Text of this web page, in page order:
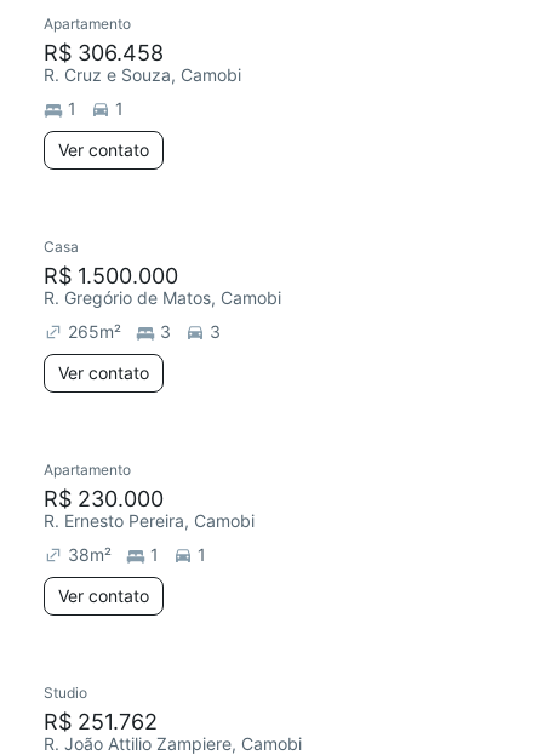
Apartamento
R$ 306.458
R. Cruz e Souza, Camobi
1
1
Ver contato
Casa
R$ 1.500.000
R. Gregório de Matos, Camobi
265m² 3
3
Ver contato
Apartamento
R$ 230.000
R. Ernesto Pereira, Camobi
38m² 1
1
Ver contato
Studio
R$ 251.762
R. João Attilio Zampiere, Camobi